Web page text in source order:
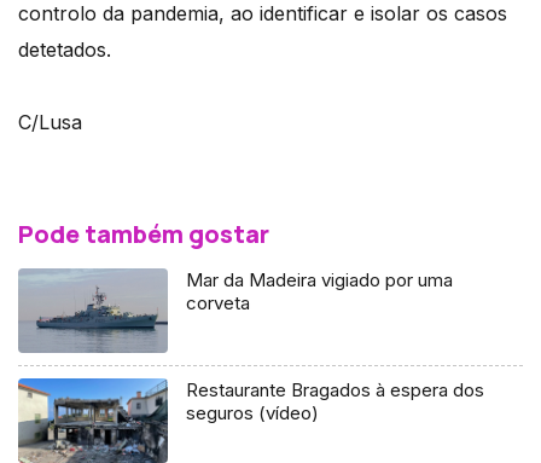
controlo da pandemia, ao identificar e isolar os casos
detetados.
C/Lusa
Pode também gostar
Mar da Madeira vigiado por uma
corveta
Restaurante Bragados à espera dos
seguros (vídeo)